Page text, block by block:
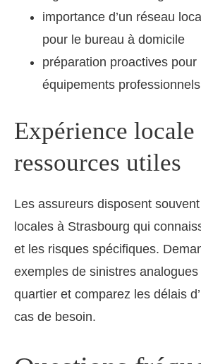
importance d’un réseau
pour le bureau à domicile
préparation proactives pour
équipements professionnels
Expérience locale
ressources utiles
Les assureurs disposent souvent
locales à Strasbourg qui
et les risques spécifiques.
exemples de sinistres
quartier et comparez les délais
cas de besoin.